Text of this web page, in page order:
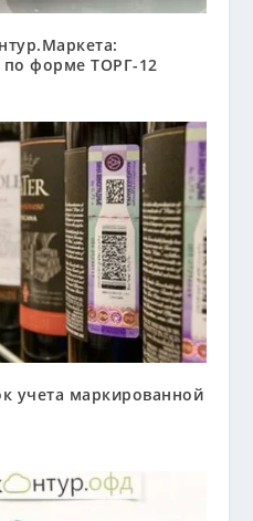
по форме ТОРГ-12
учета маркированной